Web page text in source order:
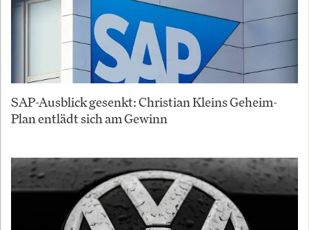
SAP-Ausblick gesenkt: Christian Kleins Geheim-
Plan entlädt sich am Gewinn